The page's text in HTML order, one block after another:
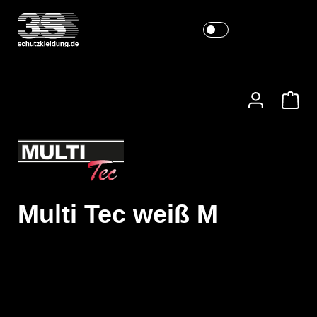
Multi Tec weiß M